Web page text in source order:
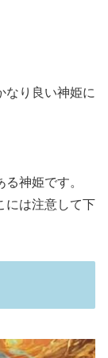
なり良い神姫に
神姫です。
には注意して下